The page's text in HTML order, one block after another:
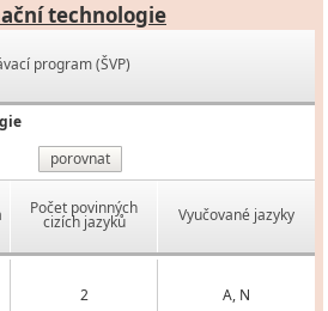
technologie
program (ŠVP)
porovnat
Počet povinných
cizích jazyků Vyučované jazyky
2 A, N